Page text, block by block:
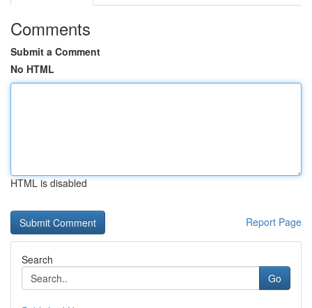
Comments
Submit a Comment
No HTML
HTML is disabled
Report Page
Search
Go